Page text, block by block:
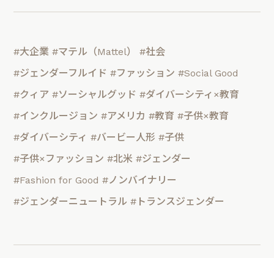
#大企業 #マテル（Mattel）
#社会
#ジェンダーフルイド #ファッション #Social Good
#クィア #ソーシャルグッド #ダイバーシティ×教育
#インクルージョン #アメリカ #教育 #子供×教育
#ダイバーシティ #バービー人形 #子供
#子供×ファッション #北米 #ジェンダー
#Fashion for Good #ノンバイナリー
#ジェンダーニュートラル #トランスジェンダー